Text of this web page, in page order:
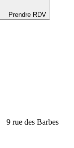
Prendre RDV
9 rue des Barbes